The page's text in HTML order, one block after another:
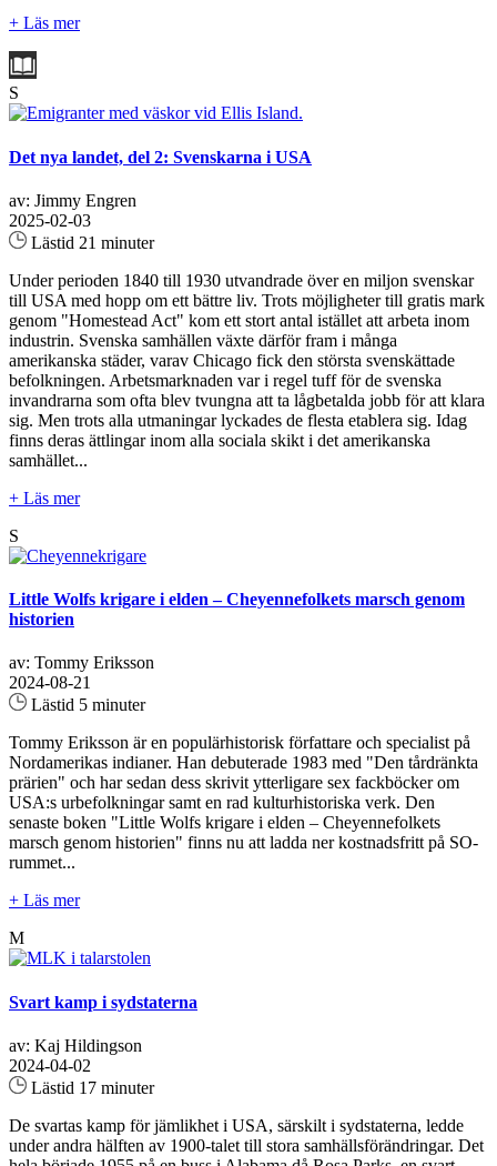
+ Läs mer
S
Det nya landet, del 2: Svenskarna i USA
av: Jimmy Engren
2025-02-03
Lästid 21 minuter
Under perioden 1840 till 1930 utvandrade över en miljon svenskar
till USA med hopp om ett bättre liv. Trots möjligheter till gratis mark
genom "Homestead Act" kom ett stort antal istället att arbeta inom
industrin. Svenska samhällen växte därför fram i många
amerikanska städer, varav Chicago fick den största svenskättade
befolkningen. Arbetsmarknaden var i regel tuff för de svenska
invandrarna som ofta blev tvungna att ta lågbetalda jobb för att klara
sig. Men trots alla utmaningar lyckades de flesta etablera sig. Idag
finns deras ättlingar inom alla sociala skikt i det amerikanska
samhället...
+ Läs mer
S
Little Wolfs krigare i elden – Cheyennefolkets marsch genom
historien
av: Tommy Eriksson
2024-08-21
Lästid 5 minuter
Tommy Eriksson är en populärhistorisk författare och specialist på
Nordamerikas indianer. Han debuterade 1983 med "Den tårdränkta
prärien" och har sedan dess skrivit ytterligare sex fackböcker om
USA:s urbefolkningar samt en rad kulturhistoriska verk. Den
senaste boken "Little Wolfs krigare i elden – Cheyennefolkets
marsch genom historien" finns nu att ladda ner kostnadsfritt på SO-
rummet...
+ Läs mer
M
Svart kamp i sydstaterna
av: Kaj Hildingson
2024-04-02
Lästid 17 minuter
De svartas kamp för jämlikhet i USA, särskilt i sydstaterna, ledde
under andra hälften av 1900-talet till stora samhällsförändringar. Det